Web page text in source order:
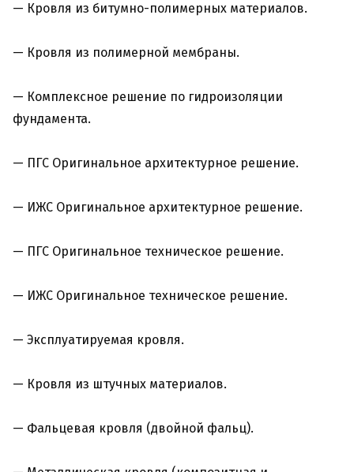
— Кровля из битумно-полимерных материалов.
— Кровля из полимерной мембраны.
— Комплексное решение по гидроизоляции
фундамента.
— ПГС Оригинальное архитектурное решение.
— ИЖС Оригинальное архитектурное решение.
— ПГС Оригинальное техническое решение.
— ИЖС Оригинальное техническое решение.
— Эксплуатируемая кровля.
— Кровля из штучных материалов.
— Фальцевая кровля (двойной фальц).